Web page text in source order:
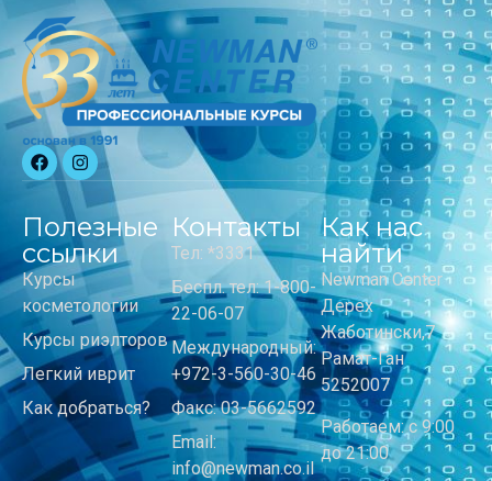
Полезные
ссылки
Курсы
косметологии
Курсы риэлторов
Легкий иврит
Как добраться?
Контакты
Тел: *3331
Беспл. тел: 1-800-
22-06-07
Международный:
+972-3-560-30-46
Факс: 03-5662592
Email:
info@newman.co.il
Как нас
найти
Newman Center
Дерех
Жаботински,7
Рамат-Ган
5252007
Работаем: с 9:00
до 21:00